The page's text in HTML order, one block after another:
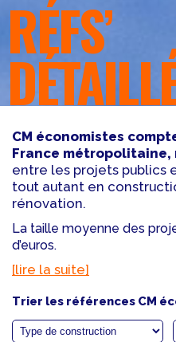
RÉFS’
CM économistes
France métropolitaine,
entre les projets publics
tout autant en
rénovation.
La taille moyenne des
d’euros.
[lire la suite]
Trier les références CM